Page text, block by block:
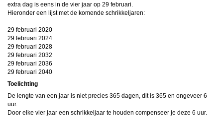
extra dag is eens in de vier jaar op 29 februari.
Hieronder een lijst met de komende schrikkeljaren:
29 februari 2020
29 februari 2024
29 februari 2028
29 februari 2032
29 februari 2036
29 februari 2040
Toelichting
De lengte van een jaar is niet precies 365 dagen, dit is 365 en ongeveer 6
uur.
Door elke vier jaar een schrikkeljaar te houden compenseer je deze 6 uur.